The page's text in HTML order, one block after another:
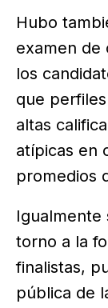
Hubo
examen de
los
que
altas
atípicas en
promedios
Igualmente
torno a la
finalistas,
pública de